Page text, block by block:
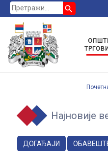
search
Најновије
ДОГАЂАЈИ